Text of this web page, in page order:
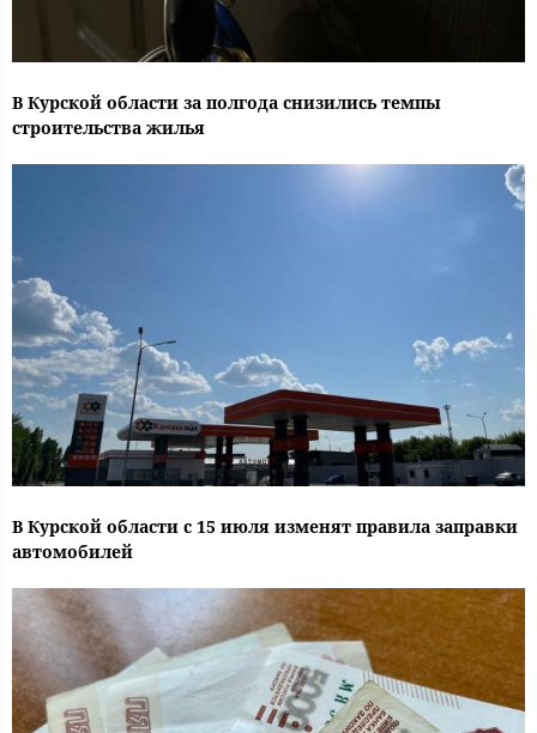
В Курской области за полгода снизились темпы
строительства жилья
В Курской области с 15 июля изменят правила заправки
автомобилей